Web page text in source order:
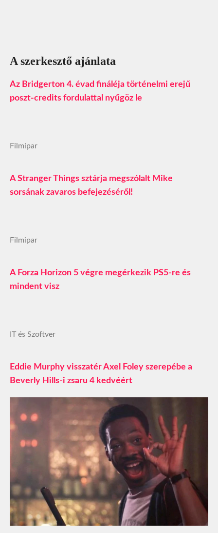
A szerkesztő ajánlata
Az Bridgerton 4. évad fináléja történelmi erejű
poszt‑credits fordulattal nyűgöz le
Filmipar
A Stranger Things sztárja megszólalt Mike
sorsának zavaros befejezéséről!
Filmipar
A Forza Horizon 5 végre megérkezik PS5-re és
mindent visz
IT és Szoftver
Eddie Murphy visszatér Axel Foley szerepébe a
Beverly Hills-i zsaru 4 kedvéért